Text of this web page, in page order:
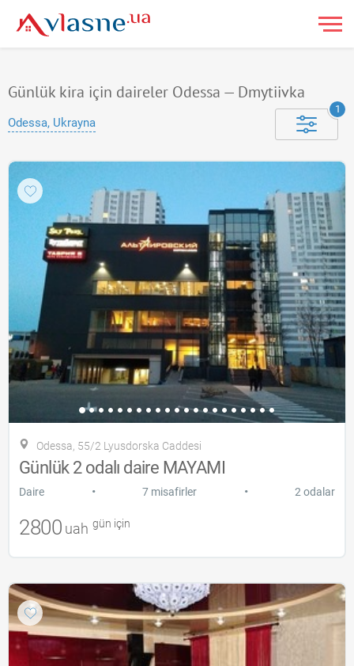
Günlük kira için daireler Odessa — Dmytiivka
Odessa, Ukrayna
1
Odessa, 55/2 Lyusdorska Caddesi
Günlük 2 odalı daire MAYAMI
Daire • 7 misafirler • 2 odalar
2800 uah gün için